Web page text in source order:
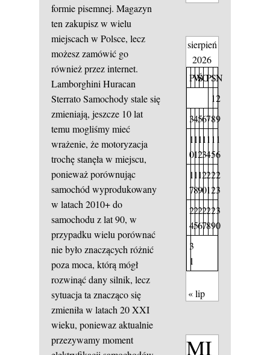
formie pisemnej. Magazyn
ten zakupisz w wielu
miejscach w Polsce, lecz
możesz zamówić go
również przez internet.
Lamborghini Huracan
SterratoSamochody stale się
zmieniają, jeszcze 10 lat
temu mogliśmy mieć
wrażenie, że motoryzacja
trochę stanęła w miejscu,
ponieważ porównując
samochód wyprodukowany
w latach 2010+ do
samochodu z lat 90, w
przypadku wielu porównać
nie było znaczących różnić
poza moca, którą mógł
rozwinąć dany silnik, lecz
sytuacja ta znacząco się
zmieniła w latach 20 XXI
wieku, poniewaz aktualnie
przezywamy moment
sierpień
2026
PW
ŚCPSN
12
3456789
1
0
1
1
1
2
1
3
1
4
1
5
1
6
1
7
1
8
1
9
2
0
2
1
2
2
2
3
2
4
2
5
2
6
2
7
2
8
2
9
3
0
3
1
« lip
MI